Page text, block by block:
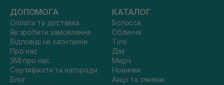
ДОПОМОГА
Оплата та доставка
Як зробити замовлення
Відповіді на запитання
Про нас
ЗМІ про нас
Сертифікати та нагороди
Блог
КАТАЛОГ
Волосся
Обличчя
Тіло
Дім
Мерч
Новинки
Акції та знижки